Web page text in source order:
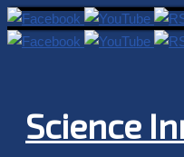
Science